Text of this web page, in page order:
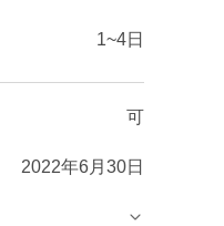
1~4日
可
2022年6月30日